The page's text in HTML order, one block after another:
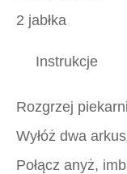
2 jabłka
Instrukcje
Rozgrzej
Wyłóż dwa
Połącz anyż,